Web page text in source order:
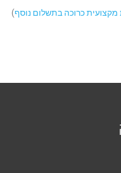
מקצועית כרוכה בתשלום נוסף)